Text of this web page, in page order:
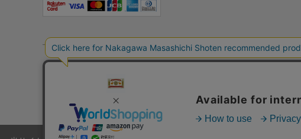
プライバシーポリシー